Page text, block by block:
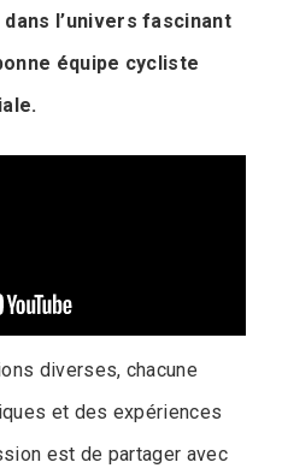
l’univers fascinant
équipe cycliste
diverses, chacune
et des expériences
est de partager avec